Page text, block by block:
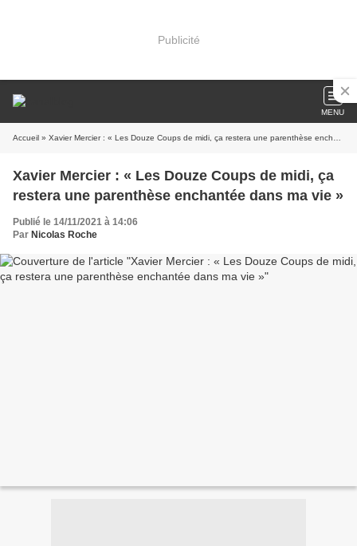
Publicité
MENU
Accueil » Xavier Mercier : « Les Douze Coups de midi, ça restera une parenthèse enchantée dans ma vie »
Xavier Mercier : « Les Douze Coups de midi, ça
restera une parenthèse enchantée dans ma vie »
Publié le 14/11/2021 à 14:06
Par Nicolas Roche